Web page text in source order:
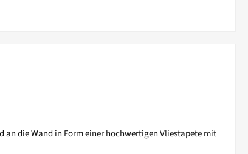
an die Wand in Form einer hochwertigen Vliestapete mit